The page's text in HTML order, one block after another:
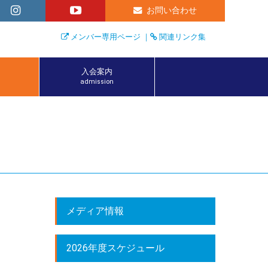
お問い合わせ
メンバー専用ページ ｜ 関連リンク集
入会案内
admission
メディア情報
2026年度スケジュール